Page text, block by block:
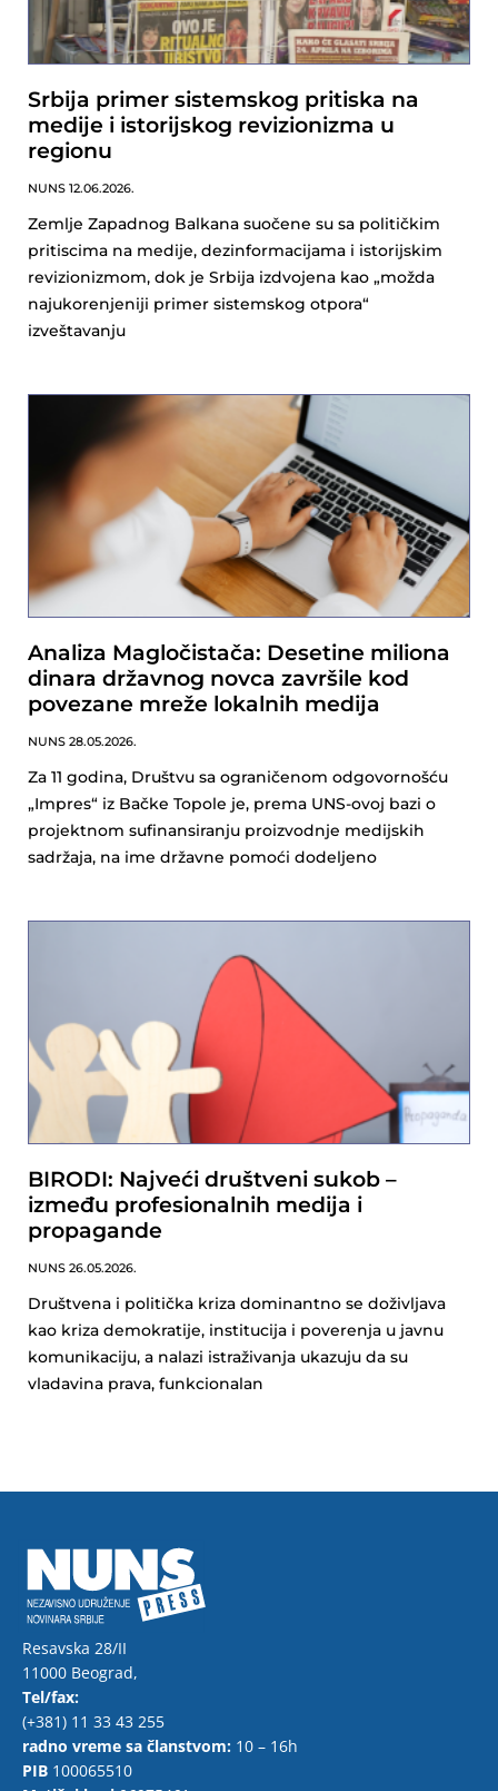
Srbija primer sistemskog pritiska na
medije i istorijskog revizionizma u
regionu
NUNS 12.06.2026.
Zemlje Zapadnog Balkana suočene su sa političkim
pritiscima na medije, dezinformacijama i istorijskim
revizionizmom, dok je Srbija izdvojena kao „možda
najukorenjeniji primer sistemskog otpora“
izveštavanju
Analiza Magločistača: Desetine miliona
dinara državnog novca završile kod
povezane mreže lokalnih medija
NUNS 28.05.2026.
Za 11 godina, Društvu sa ograničenom odgovornošću
„Impres“ iz Bačke Topole je, prema UNS-ovoj bazi o
projektnom sufinansiranju proizvodnje medijskih
sadržaja, na ime državne pomoći dodeljeno
BIRODI: Najveći društveni sukob –
između profesionalnih medija i
propagande
NUNS 26.05.2026.
Društvena i politička kriza dominantno se doživljava
kao kriza demokratije, institucija i poverenja u javnu
komunikaciju, a nalazi istraživanja ukazuju da su
vladavina prava, funkcionalan
Resavska 28/II
11000 Beograd,
Tel/fax:
(+381) 11 33 43 255
radno vreme sa članstvom: 10 – 16h
PIB 100065510